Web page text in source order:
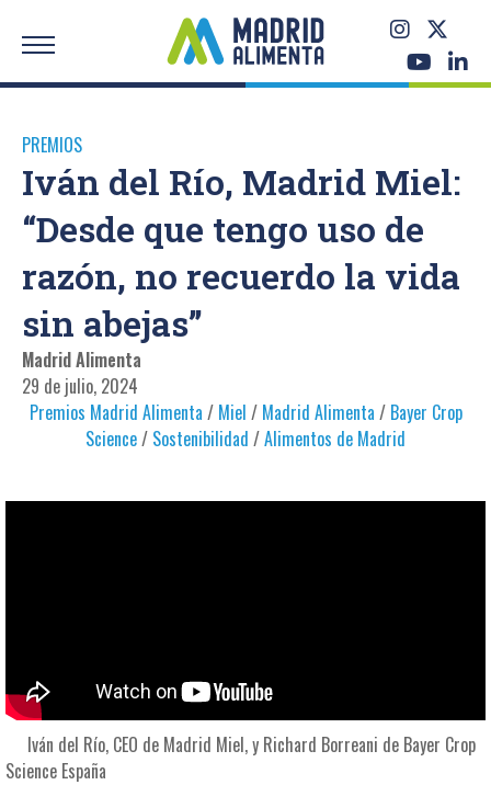
PREMIOS
Iván del Río, Madrid Miel:
“Desde que tengo uso de
razón, no recuerdo la vida
sin abejas”
Madrid Alimenta
29 de julio, 2024
Premios Madrid Alimenta / Miel / Madrid Alimenta / Bayer Crop
Science/ Sostenibilidad /Alimentos de Madrid
Iván del Río, CEO de Madrid Miel, y Richard Borreani de Bayer Crop
Science España